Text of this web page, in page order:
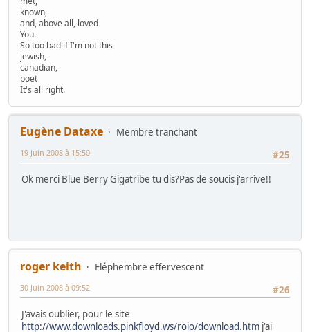
known,
and, above all, loved
You.
So too bad if I'm not this
jewish,
canadian,
poet
It's all right.
Eugène Dataxe
Membre tranchant
#25
19 Juin 2008 à 15:50
Ok merci Blue Berry Gigatribe tu dis?Pas de soucis j'arrive!!
roger keith
Eléphembre effervescent
#26
30 Juin 2008 à 09:52
J'avais oublier, pour le site
http://www.downloads.pinkfloyd.ws/roio/download.htm j'ai